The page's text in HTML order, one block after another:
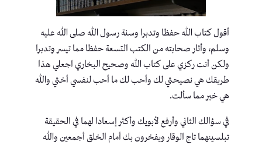
أقول كتاب الله حفظا وتدبرا وسنة رسول الله صلى الله عليه
وسلم، وأثار صحابته من الكتب التسعة حفظا مما تيسر وتدبرا
ولكن أنت ركزي على كتاب الله وصحيح البخاري اجعلي هذا
طريقك هي نصيحتي لك وأحب لك ما أحب لنفسي أختي والله
هي خير مما سألت.
في سؤالك الثاني وأرفع لأبويك وأكثر إسعادا لهما في الحقيقة
تبلسينهما تاج الوقار ويفخرون بك أمام الخلق أجمعين والله